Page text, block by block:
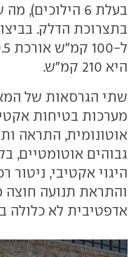
בעלת 6
בתצרוכת הדלק.
היא 210 קמ"ש.
שתי הגרסאות של
מערכות בטיחות
אוטונומית, התראה
גבוהים אוטומטיים,
היגוי אקטיבי,
והתראת תנועה חוצה
אדפטיבית לא כלולה